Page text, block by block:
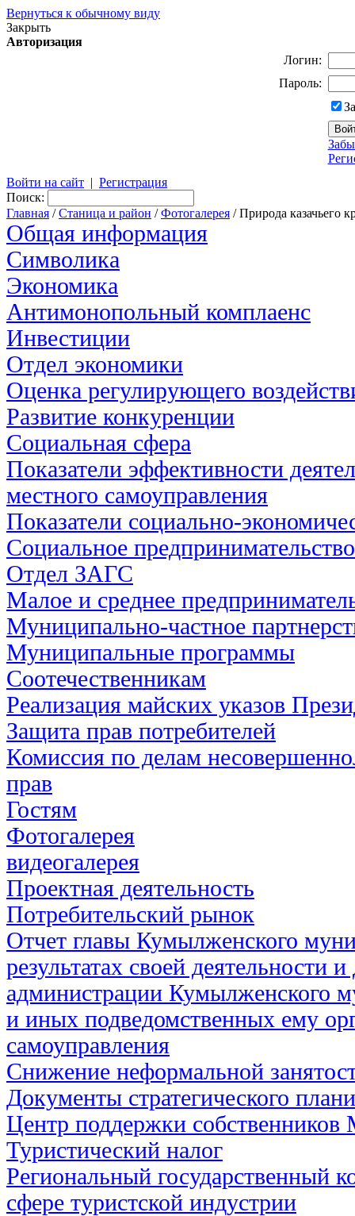
Вернуться к обычному виду
Закрыть
Авторизация
Логин:
Пароль:
Войти на сайт | Регистрация
Поиск:
Главная /Станица и район /Фотогалерея / Природа казачьего
Общая информация
Символика
Экономика
Антимонопольный комплаенс
Инвестиции
Отдел экономики
Оценка регулирующего
Развитие конкуренции
Социальная сфера
Показатели эффективности
местного самоуправления
Показатели социально-
Социальное предпринимательство
Отдел ЗАГС
Малое и среднее
Муниципально-частное
Муниципальные программы
Соотечественникам
Реализация майских указов
Защита прав потребителей
Комиссия по делам
прав
Гостям
Фотогалерея
видеогалерея
Проектная деятельность
Потребительский рынок
Отчет главы Кумылженского
результатах своей деятельности
администрации Кумылженского
и иных подведомственных ему
самоуправления
Снижение неформальной
Документы стратегического
Центр поддержки
Туристический налог
Региональный государственный
сфере туристской индустрии